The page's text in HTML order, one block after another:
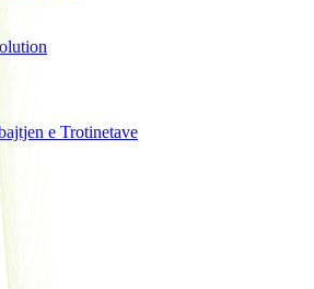
e Trotinetave